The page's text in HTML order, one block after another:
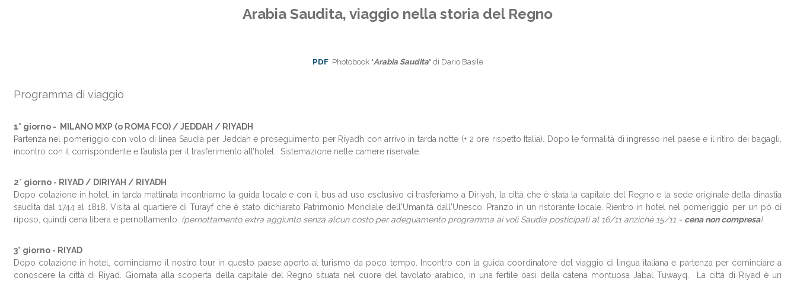
Arabia Saudita, viaggio nella storia del Regno
PDF Photobook "Arabia Saudita" di Dario Basile
Programma di viaggio
1° giorno - MILANO MXP (o ROMA FCO) / JEDDAH / RIYADH
Partenza nel pomeriggio con volo di linea Saudia per Jeddah e proseguimento per Riyadh con arrivo in tarda notte (+ 2 ore rispetto Italia). Dopo le formalità di ingresso nel paese e il ritiro dei bagagli,
incontro con il corrispondente e l’autista per il trasferimento all’hotel. Sistemazione nelle camere riservate.
2° giorno - RIYAD / DIRIYAH / RIYADH
Dopo colazione in hotel, in tarda mattinata incontriamo la guida locale e con il bus ad uso esclusivo ci trasferiamo a Diriyah, la città che è stata la capitale del Regno e la sede originale della dinastia
saudita dal 1744 al 1818. Visita al quartiere di Turayf che è stato dichiarato Patrimonio Mondiale dell'Umanità dall'Unesco. Pranzo in un ristorante locale. Rientro in hotel nel pomeriggio per un pò di
riposo, quindi cena libera e pernottamento. (pernottamento extra aggiunto senza alcun costo per adeguamento programma ai voli Saudia posticipati al 16/11 anzichè 15/11 - cena non compresa)
3° giorno - RIYAD
Dopo colazione in hotel, cominciamo il nostro tour in questo paese aperto al turismo da poco tempo. Incontro con la guida coordinatore del viaggio di lingua italiana e partenza per cominciare a
conoscere la città di Riyad. Giornata alla scoperta della capitale del Regno situata nel cuore del tavolato arabico, in una fertile oasi della catena montuosa Jabal Tuwayq. La città di Riyad è un